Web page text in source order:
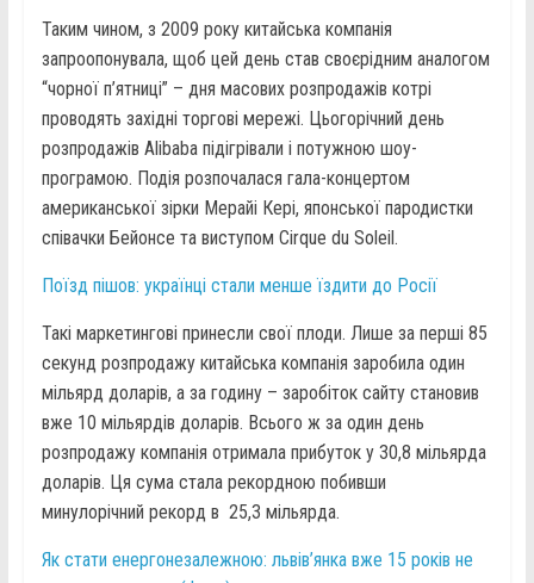
Таким чином, з 2009 року китайська компанія
запроопонувала, щоб цей день став своєрідним аналогом
“чорної п’ятниці” – дня масових розпродажів котрі
проводять західні торгові мережі. Цьогорічний день
розпродажів Alibaba підігрівали і потужною шоу-
програмою. Подія розпочалася гала-концертом
американської зірки Мерайі Кері, японської пародистки
співачки Бейонсе та виступом Cirque du Soleil.
Поїзд пішов: українці стали менше їздити до Росії
Такі маркетингові принесли свої плоди. Лише за перші 85
секунд розпродажу китайська компанія заробила один
мільярд доларів, а за годину – заробіток сайту становив
вже 10 мільярдів доларів. Всього ж за один день
розпродажу компанія отримала прибуток у 30,8 мільярда
доларів. Ця сума стала рекордною побивши
минулорічний рекорд в 25,3 мільярда.
Як стати енергонезалежною: львів’янка вже 15 років не